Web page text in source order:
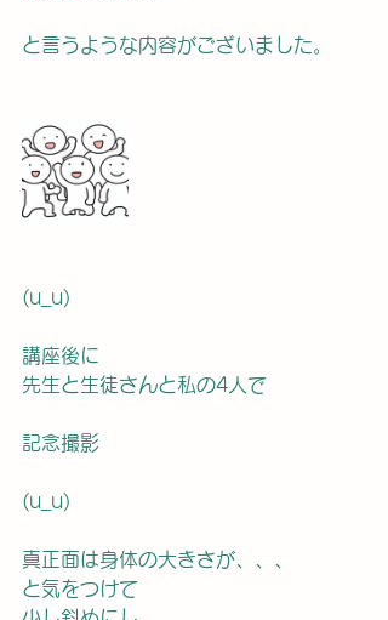
と言うような内容がございました。
(u_u)
講座後に
先生と生徒さんと私の4人で
記念撮影
(u_u)
真正面は身体の大きさが、、、
と気をつけて